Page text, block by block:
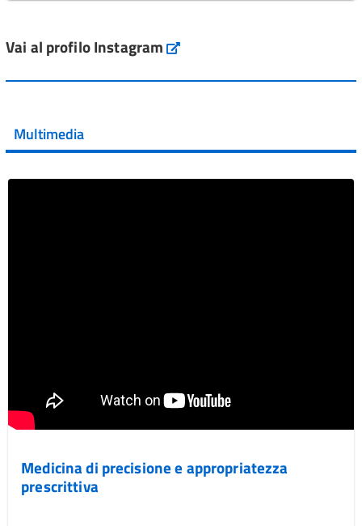
Vai al post →
Vai al post →
Vai al profilo Instagram Instagram
Multimedia
Medicina di precisione e appropriatezza
prescrittiva